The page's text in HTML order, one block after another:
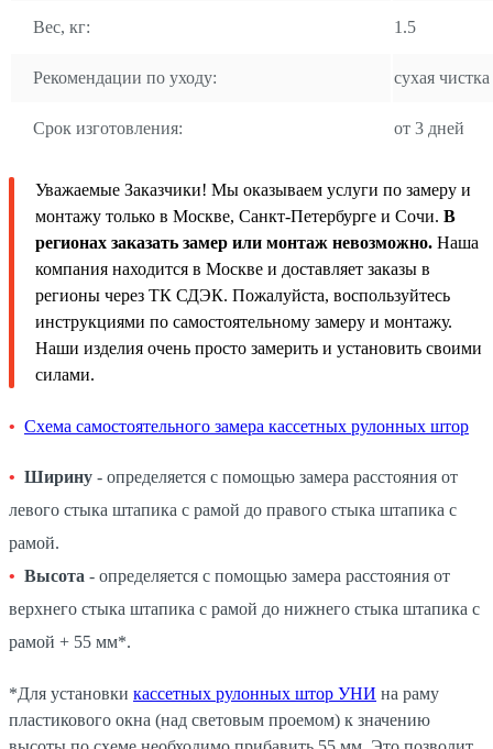
Вес, кг:
1.5
Рекомендации по уходу: сухая чистка
Срок изготовления: от 3 дней
Уважаемые Заказчики! Мы оказываем услуги по замеру и
монтажу только в Москве, Санкт-Петербурге и Сочи. В
регионах заказать замер или монтаж невозможно. Наша
компания находится в Москве и доставляет заказы в
регионы через ТК СДЭК. Пожалуйста, воспользуйтесь
инструкциями по самостоятельному замеру и монтажу.
Наши изделия очень просто замерить и установить своими
силами.
Схема самостоятельного замера кассетных рулонных штор
Ширину - определяется с помощью замера расстояния от
левого стыка штапика с рамой до правого стыка штапика с
рамой.
Высота - определяется с помощью замера расстояния от
верхнего стыка штапика с рамой до нижнего стыка штапика с
рамой + 55 мм*.
*Для установки кассетных рулонных штор УНИ на раму
пластикового окна (над световым проемом) к значению